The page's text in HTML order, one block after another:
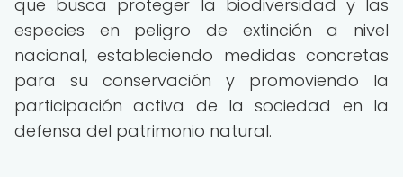
que busca proteger la biodiversidad y las
especies en peligro de extinción a nivel
nacional, estableciendo medidas concretas
para su conservación y promoviendo la
participación activa de la sociedad en la
defensa del patrimonio natural.